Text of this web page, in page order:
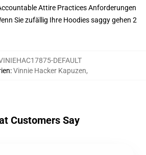
Attire Practices Anforderungen
Sie zufällig Ihre Hoodies saggy gehen 2
DEFAULT
:Vinnie Hacker Kapuzen,
Customers Say